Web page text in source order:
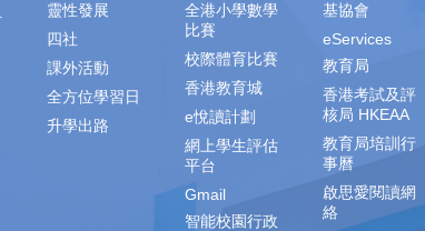
靈性發展
四社
課外活動
全方位學習日
升學出路
全港小學數學
比賽
校際體育比賽
香港教育城
e悅讀計劃
網上學生評估
平台
Gmail
智能校園行政
基協會
eServices
教育局
香港考試及評
核局 HKEAA
教育局培訓行
事曆
啟思愛閱讀網
絡